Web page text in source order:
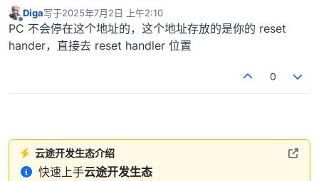
离线
Diga写于2025年7月2日 上午2:10
最后由 编辑
PC 不会停在这个地址的，这个地址存放的是你的 reset
hander，直接去 reset handler 位置
0
云途开发生态介绍
快速上手云途开发生态